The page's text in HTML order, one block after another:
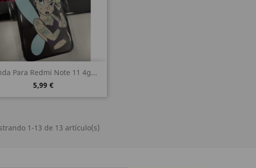
Para Redmi Note 11 4g...
5,99 €
Vista rápida
1-13 de 13 artículo(s)